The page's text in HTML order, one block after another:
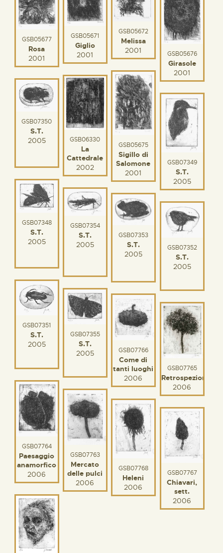
GSB05672
Melissa
2001
GSB05671
Giglio
2001
GSB05677
Rosa
2001
GSB05676
Girasole
2001
GSB05675
Sigillo di
Salomone
2001
GSB06330
La
Cattedrale
2002
GSB07350
S.T.
2005
GSB07349
S.T.
2005
GSB07348
S.T.
2005
GSB07354
S.T.
2005
GSB07353
S.T.
2005
GSB07352
S.T.
2005
GSB07351
S.T.
2005
GSB07355
S.T.
2005
GSB07766
Come di
tanti luoghi
2006
GSB07765
Retrospezione
2006
GSB07764
Paesaggio
anamorfico
2006
GSB07763
Mercato
delle pulci
2006
GSB07768
Heleni
2006
GSB07767
Chiavari,
sett.
2006